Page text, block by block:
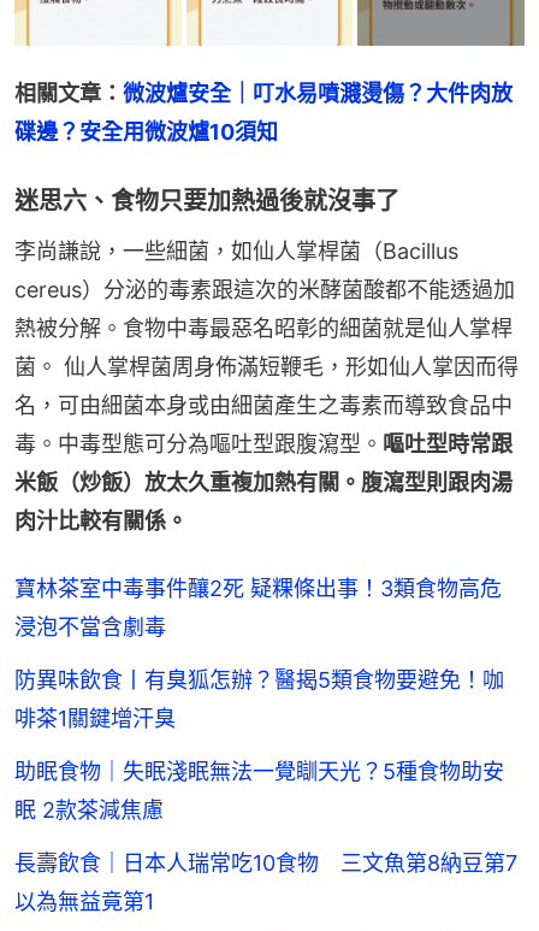
相關文章： 微波爐安全｜叮水易噴濺燙傷？大件肉放
碟邊？安全用微波爐10須知
迷思六、食物只要加熱過後就沒事了
李尚謙說，一些細菌，如仙人掌桿菌（Bacillus
cereus）分泌的毒素跟這次的米酵菌酸都不能透過加
熱被分解。食物中毒最惡名昭彰的細菌就是仙人掌桿
菌。 仙人掌桿菌周身佈滿短鞭毛，形如仙人掌因而得
名，可由細菌本身或由細菌產生之毒素而導致食品中
毒。中毒型態可分為嘔吐型跟腹瀉型。 嘔吐型時常跟
米飯（炒飯）放太久重複加熱有關。腹瀉型則跟肉湯
肉汁比較有關係。
寶林茶室中毒事件釀2死 疑粿條出事！3類食物高危
浸泡不當含劇毒
防異味飲食丨有臭狐怎辦？醫揭5類食物要避免！咖
啡茶1關鍵增汗臭
助眠食物｜失眠淺眠無法一覺瞓天光？5種食物助安
眠 2款茶減焦慮
長壽飲食｜日本人瑞常吃10食物 三文魚第8納豆第7
以為無益竟第1